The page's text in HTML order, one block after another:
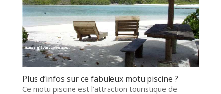
Plus d’infos sur ce fabuleux motu piscine ?
Ce motu piscine est l’attraction touristique de